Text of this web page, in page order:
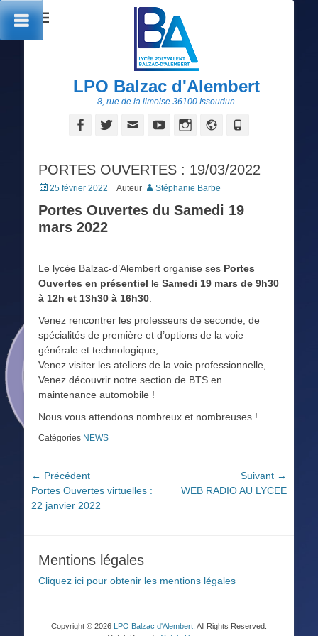
LPO Balzac d'Alembert
8, rue de la limoise 36100 Issoudun
FacebookTwitterAdresseYouTubeInstagram
Site
PORTES OUVERTES : 19/03/2022
Posted
25 février 2022 Auteur Stéphanie Barbe
Portes Ouvertes du Samedi 19
mars 2022
Le lycée Balzac-d’Alembert organise ses Portes
Ouvertes en présentiel le Samedi 19 mars de 9h30
à 12h et 13h30 à 16h30
Venez rencontrer les professeurs de seconde, de
spécialités de première et d’options de la voie
générale et technologique,
Venez visiter les ateliers de la voie professionnelle,
Venez découvrir notre section de BTS en
maintenance automobile !
Nous vous attendons nombreux et nombreuses !
Catégories NEWS
Navigation
de
l’article
← Précédent
Article
précédent :
Portes Ouvertes virtuelles :
22 janvier 2022
Suivant →
ArticleWEB RADIO AU LYCEE
Mentions légales
Cliquez ici pour obtenir les mentions légales
Copyright © 2026 LPO Balzac d'Alembert . All Rights Reserved.